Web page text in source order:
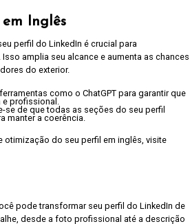
Inglês
perfil do LinkedIn é crucial para
amplia seu alcance e aumenta as chances
do exterior.
como o ChatGPT para garantir que
profissional.
se de que todas as seções do seu perfil
manter a coerência.
otimização do seu perfil em inglês, visite
pode transformar seu perfil do LinkedIn de
desde a foto profissional até a descrição